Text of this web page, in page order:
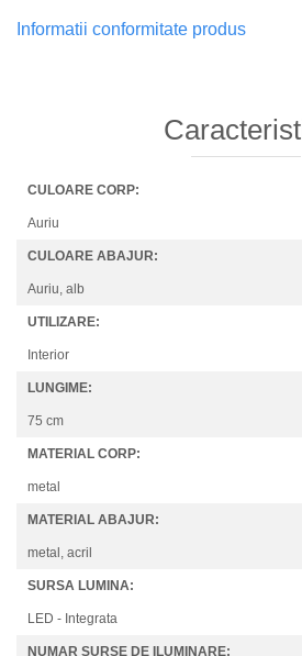
Informatii conformitate produs
CULOARE CORP:
Auriu
CULOARE ABAJUR:
Auriu, alb
UTILIZARE:
Interior
LUNGIME:
75 cm
MATERIAL CORP:
metal
MATERIAL ABAJUR:
metal, acril
SURSA LUMINA:
LED - Integrata
NUMAR SURSE DE ILUMINARE: